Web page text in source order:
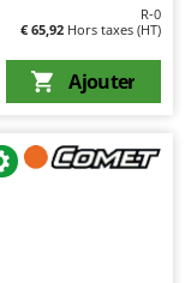
R-0
€ 65,92 Hors taxes (HT)
Ajouter